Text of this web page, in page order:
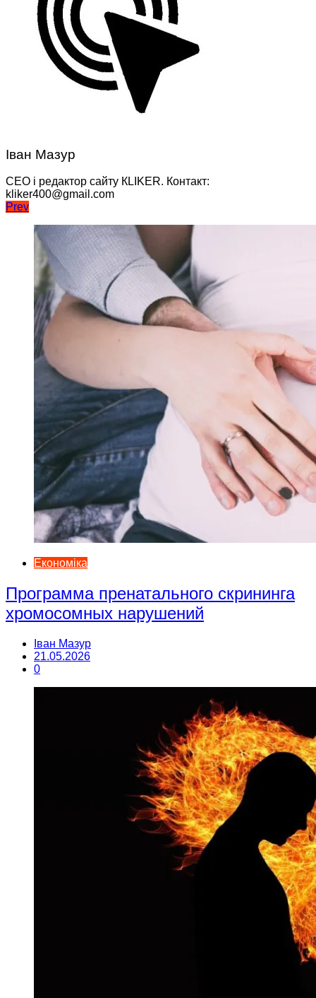
Іван Мазур
CEO і редактор сайту КLIKER. Контакт:
kliker400@gmail.com
Навігація
записів
Prev
Економіка
Программа пренатального скрининга
хромосомных нарушений
Іван Мазур
21.05.2026
0